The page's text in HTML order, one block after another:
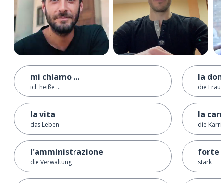
mi chiamo ...
ich heiße ...
la vita
das Leben
l'amministrazione
die Verwaltung
la
die Frau
la
die
forte
stark